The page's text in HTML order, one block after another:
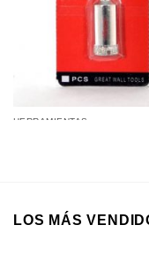
HERRAMIENTAS
LOS MÁS